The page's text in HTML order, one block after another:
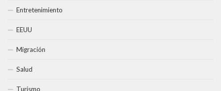
Entretenimiento
EEUU
Migración
Salud
Turismo